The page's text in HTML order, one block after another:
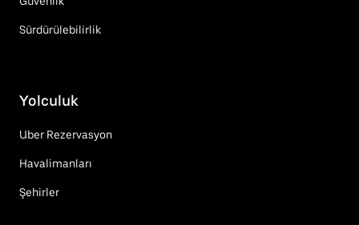
Sürdürülebilirlik
Yolculuk
Uber Rezervasyon
Havalimanları
Şehirler